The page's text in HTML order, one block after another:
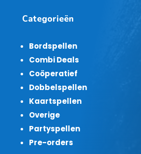
Categorieën
Bordspellen
Combi Deals
Coöperatief
Dobbelspellen
Kaartspellen
Overige
Partyspellen
Pre-orders